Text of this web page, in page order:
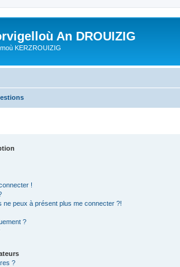
An DROUIZIG
KERZROUIZIG
!
ne peux à présent plus me connecter ?!
?
?